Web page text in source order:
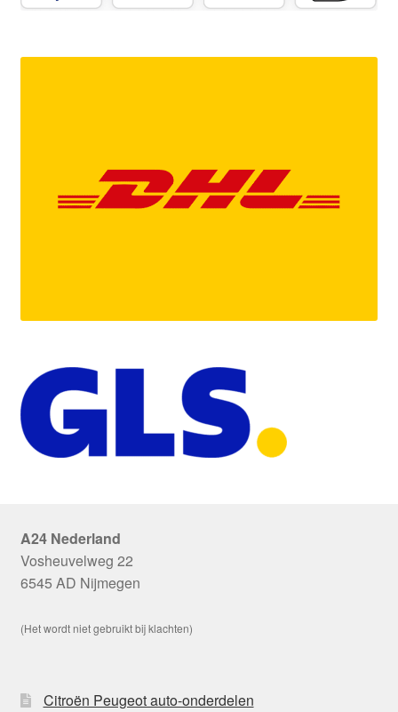
A24 Nederland
Vosheuvelweg 22
6545 AD Nijmegen
(Het wordt niet gebruikt bij klachten)
Citroën Peugeot auto-onderdelen